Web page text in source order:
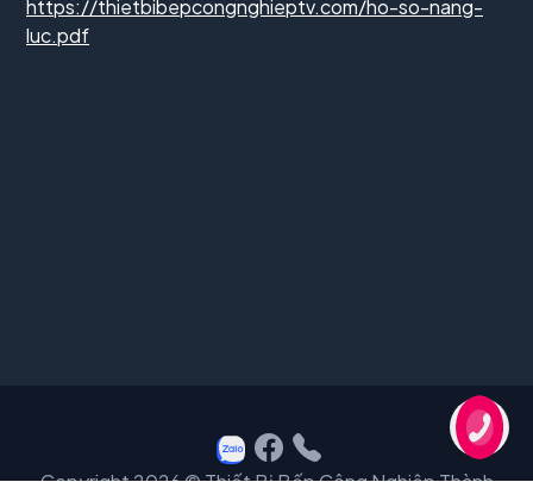
https://thietbibepcongnghieptv.com/ho-so-nang-
luc.pdf